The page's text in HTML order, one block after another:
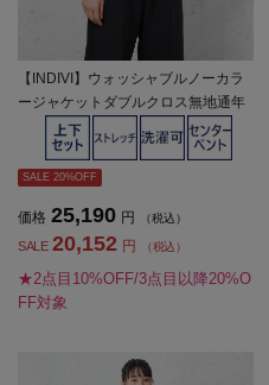
【INDIVI】ウォッシャブルノーカラ
ージャケットダブルクロス無地通年
【レディース】
SALE 20%OFF
価格 25,190 円 （税込）
SALE 20,152 円 （税込）
★2点目10%OFF/3点目以降20%O
FF対象